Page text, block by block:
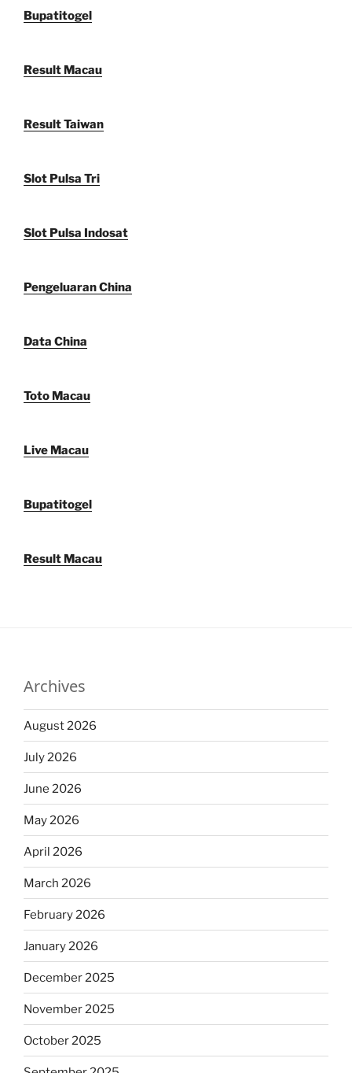
Bupatitogel
Result Macau
Result Taiwan
Slot Pulsa Tri
Slot Pulsa Indosat
Pengeluaran China
Data China
Toto Macau
Live Macau
Bupatitogel
Result Macau
Archives
August 2026
July 2026
June 2026
May 2026
April 2026
March 2026
February 2026
January 2026
December 2025
November 2025
October 2025